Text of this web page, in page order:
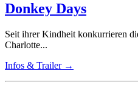
Donkey Days
Seit ihrer Kindheit konkurrieren
Charlotte...
Infos & Trailer →